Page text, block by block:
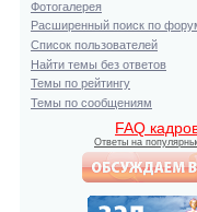
Фотогалерея
Расширенный поиск по
Список пользователей
Найти темы без ответов
Темы по рейтингу
Темы по сообщениям
FAQ
Ответы на